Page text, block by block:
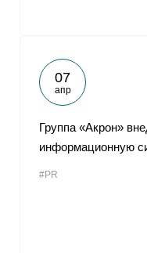
07
апр
Группа «Акрон»
информационную
#PR